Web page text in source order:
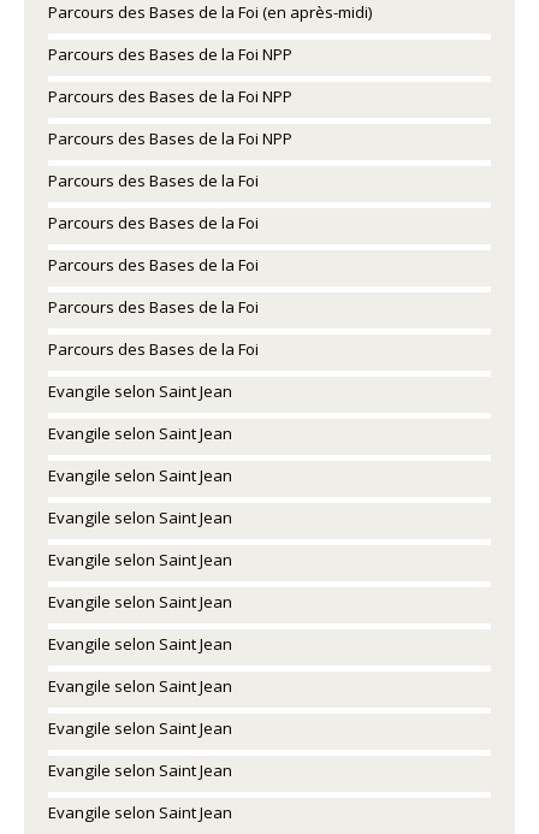
Parcours des Bases de la Foi (en après-midi)
Parcours des Bases de la Foi NPP
Parcours des Bases de la Foi NPP
Parcours des Bases de la Foi NPP
Parcours des Bases de la Foi
Parcours des Bases de la Foi
Parcours des Bases de la Foi
Parcours des Bases de la Foi
Parcours des Bases de la Foi
Evangile selon Saint Jean
Evangile selon Saint Jean
Evangile selon Saint Jean
Evangile selon Saint Jean
Evangile selon Saint Jean
Evangile selon Saint Jean
Evangile selon Saint Jean
Evangile selon Saint Jean
Evangile selon Saint Jean
Evangile selon Saint Jean
Evangile selon Saint Jean